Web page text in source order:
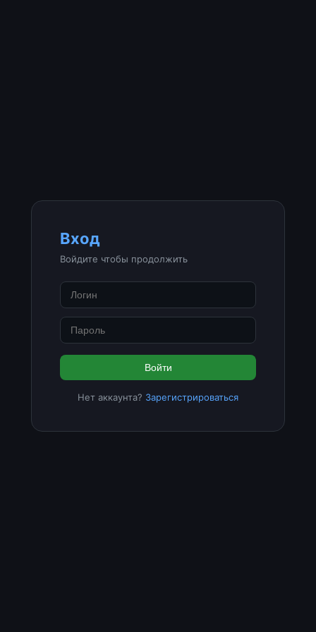
Вход
Войдите чтобы продолжить
Войти
Нет аккаунта? Зарегистрироваться